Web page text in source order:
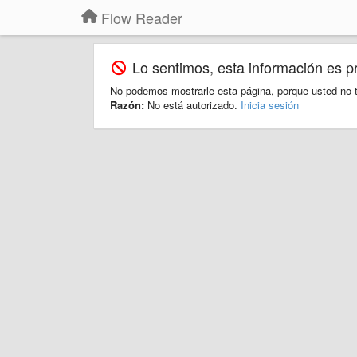
Flow Reader
Lo sentimos, esta información es
No podemos mostrarle esta página, porque usted no
Razón: No está autorizado. Inicia sesión